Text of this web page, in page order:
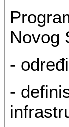
Novog
-
-